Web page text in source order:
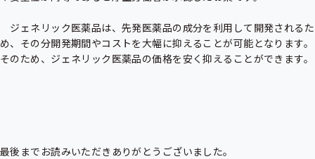
ジェネリック医薬品は、先発医薬品の成分を利用して開発されるた
め、その分開発期間やコストを大幅に抑えることが可能となります。
そのため、ジェネリック医薬品の価格を安く抑えることができます。
最後までお読みいただきありがとうございました。